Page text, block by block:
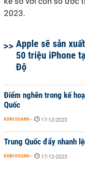
2023.
Apple sẽ sản
50 triệu iPhone
Độ
Điểm nghẽn trong kế
Quốc
KINH DOANH - 17-12-2023
Trung Quốc đẩy nhanh
KINH DOANH - 17-12-2023